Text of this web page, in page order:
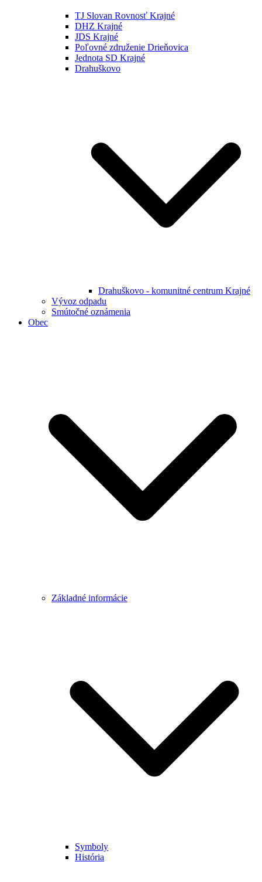
TJ Slovan Rovnosť Krajné
DHZ Krajné
JDS Krajné
Poľovné združenie Drieňovica
Jednota SD Krajné
Drahuškovo
Drahuškovo - komunitné centrum Krajné
Vývoz odpadu
Smútočné oznámenia
Obec
Základné informácie
Symboly
História